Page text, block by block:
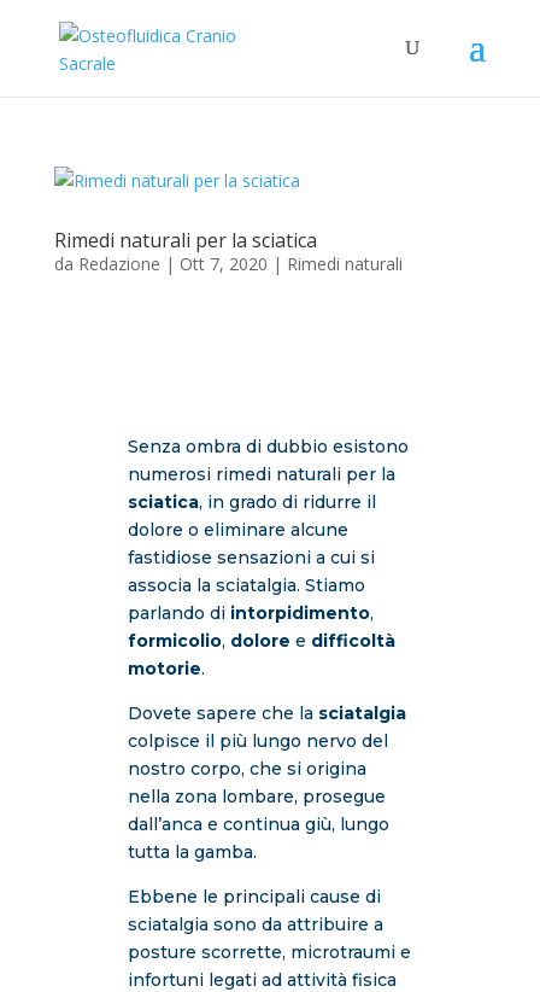
Rimedi naturali per la sciatica
da Redazione | Ott 7, 2020 | Rimedi naturali
Senza ombra di dubbio esistono
numerosi rimedi naturali per la
sciatica, in grado di ridurre il
dolore o eliminare alcune
fastidiose sensazioni a cui si
associa la sciatalgia. Stiamo
parlando di intorpidimento,
formicolio, dolore e difficoltà
motorie.
Dovete sapere che la sciatalgia
colpisce il più lungo nervo del
nostro corpo, che si origina
nella zona lombare, prosegue
dall’anca e continua giù, lungo
tutta la gamba.
Ebbene le principali cause di
sciatalgia sono da attribuire a
posture scorrette, microtraumi e
infortuni legati ad attività fisica